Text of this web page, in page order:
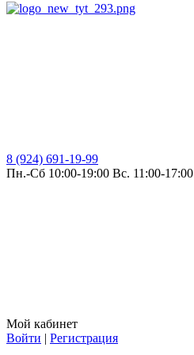
8 (924) 691-19-99
Пн.-Сб 10:00-19:00 Вс. 11:00-17:00
Мой кабинет
Войти | Регистрация